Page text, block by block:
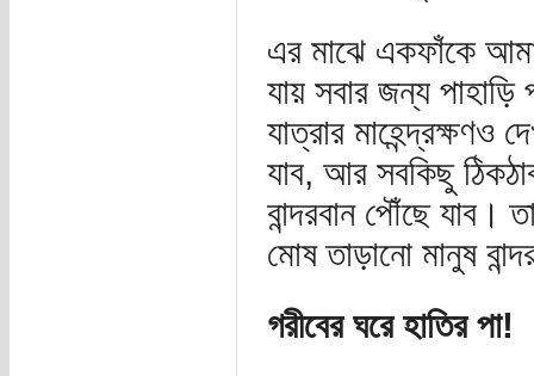
এর মাঝে একফাঁকে
যায় সবার জন্য
যাত্রার মাহেন্দ্রক্ষণও
যাব, আর সবকিছু
বান্দরবান পৌঁছে যাব।
মোষ তাড়ানো মানুষ
গরীবের ঘরে হাতির পা!